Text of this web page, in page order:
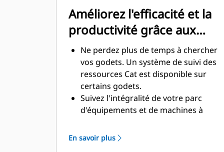
rapidement. La forme et les barres
latérales du godet permettent une
rétention optimale des matériaux
Améliorez l'efficacité et la
productivité grâce aux
technologies Cat Connect
intégrées
Ne perdez plus de temps à chercher
vos godets. Un système de suivi des
ressources Cat est disponible sur
certains godets.
Suivez l'intégralité de votre parc
d'équipements et de machines à
équipés du système de suivi des
ressources peuvent être visualisés
En savoir plus